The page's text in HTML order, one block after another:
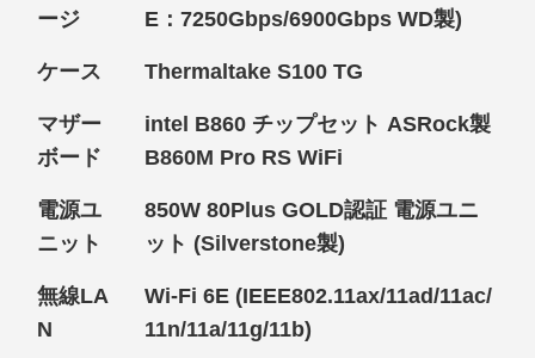
ージ
E：7250Gbps/6900Gbps WD製)
ケース Thermaltake S100 TG
マザー
ボード
intel B860 チップセット ASRock製
B860M Pro RS WiFi
電源ユ
ニット
850W 80Plus GOLD認証 電源ユニ
ット (Silverstone製)
無線LA
N
Wi-Fi 6E (IEEE802.11ax/11ad/11ac/
11n/11a/11g/11b)